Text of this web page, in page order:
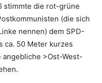
stimmte die rot-grüne
(die sich
nennen) dem SPD-
ca. 50 Meter kurzes
>Ost-West-